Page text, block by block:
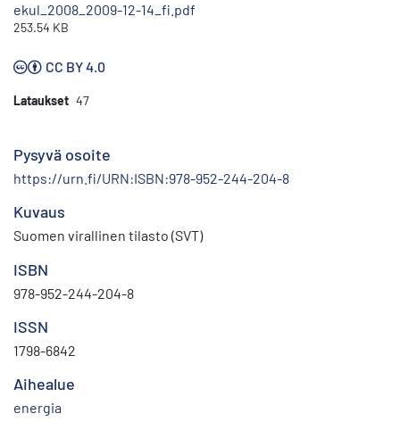
ekul_2008_2009-12-14_fi.pdf
253.54 KB
CC BY 4.0
Lataukset 47
Pysyvä osoite
https://urn.fi/URN:ISBN:978-952-244-204-8
Kuvaus
Suomen virallinen tilasto (SVT)
ISBN
978-952-244-204-8
ISSN
1798-6842
Aihealue
energia